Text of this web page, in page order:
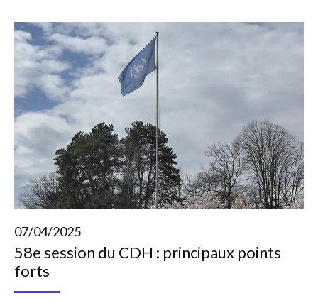
07/04/2025
58e session du CDH : principaux points
forts